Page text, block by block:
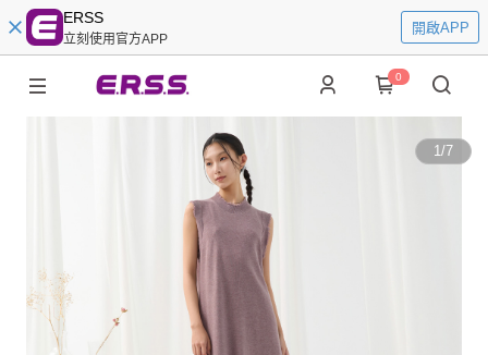
ERSS
立刻使用官方APP
開啟APP
0
1/7